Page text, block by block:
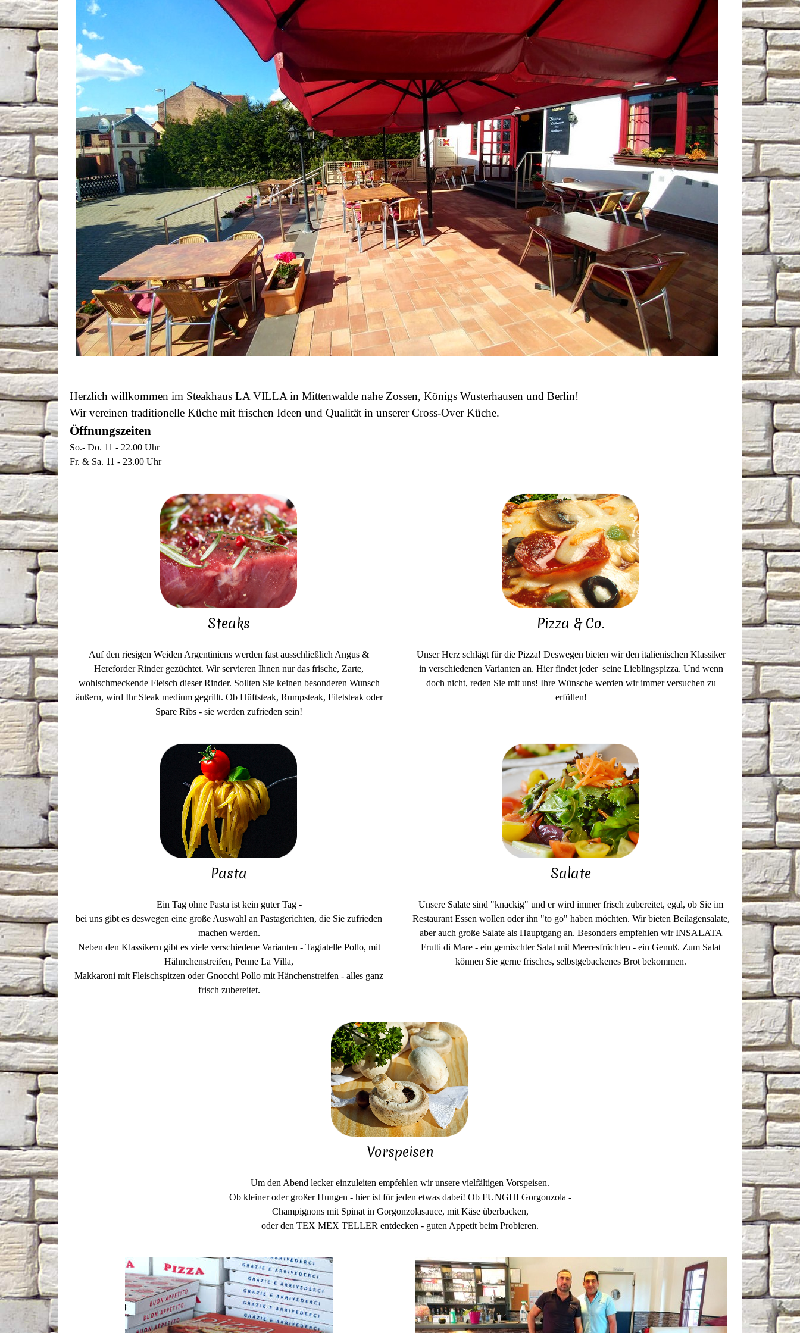
Herzlich willkommen im Steakhaus LA VILLA in Mittenwalde nahe Zossen, Königs Wusterhausen und Berlin!
Wir vereinen traditionelle Küche mit frischen Ideen und Qualität in unserer Cross-Over Küche.
Öffnungszeiten
So.- Do. 11 - 22.00 Uhr
Fr. & Sa. 11 - 23.00 Uhr
Steaks
Auf den riesigen Weiden Argentiniens werden fast ausschließlich Angus &
Hereforder Rinder gezüchtet. Wir servieren Ihnen nur das frische, Zarte,
wohlschmeckende Fleisch dieser Rinder. Sollten Sie keinen besonderen Wunsch
äußern, wird Ihr Steak medium gegrillt. Ob Hüftsteak, Rumpsteak, Filetsteak oder
Spare Ribs - sie werden zufrieden sein!
Pizza & Co.
Unser Herz schlägt für die Pizza! Deswegen bieten wir den italienischen Klassiker
in verschiedenen Varianten an. Hier findet jeder seine Lieblingspizza. Und wenn
doch nicht, reden Sie mit uns! Ihre Wünsche werden wir immer versuchen zu
erfüllen!
Pasta
Ein Tag ohne Pasta ist kein guter Tag -
bei uns gibt es deswegen eine große Auswahl an Pastagerichten, die Sie zufrieden
machen werden.
Neben den Klassikern gibt es viele verschiedene Varianten - Tagiatelle Pollo, mit
Hähnchenstreifen, Penne La Villa,
Makkaroni mit Fleischspitzen oder Gnocchi Pollo mit Hänchenstreifen - alles ganz
frisch zubereitet.
Salate
Unsere Salate sind "knackig" und er wird immer frisch zubereitet, egal, ob Sie im
Restaurant Essen wollen oder ihn "to go" haben möchten. Wir bieten Beilagensalate,
aber auch große Salate als Hauptgang an. Besonders empfehlen wir INSALATA
Frutti di Mare - ein gemischter Salat mit Meeresfrüchten - ein Genuß. Zum Salat
können Sie gerne frisches, selbstgebackenes Brot bekommen.
Vorspeisen
Um den Abend lecker einzuleiten empfehlen wir unsere vielfältigen Vorspeisen.
Ob kleiner oder großer Hungen - hier ist für jeden etwas dabei! Ob FUNGHI Gorgonzola -
Champignons mit Spinat in Gorgonzolasauce, mit Käse überbacken,
oder den TEX MEX TELLER entdecken - guten Appetit beim Probieren.